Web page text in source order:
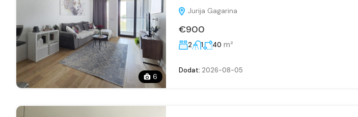
6
Jurija Gagarina
€900
2 1 40 m²
Dodat: 2026-08-05